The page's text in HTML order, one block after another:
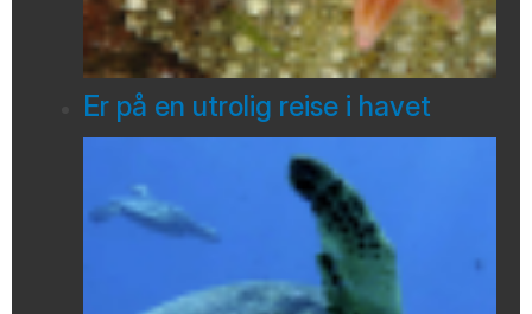
Er på en utrolig reise i havet